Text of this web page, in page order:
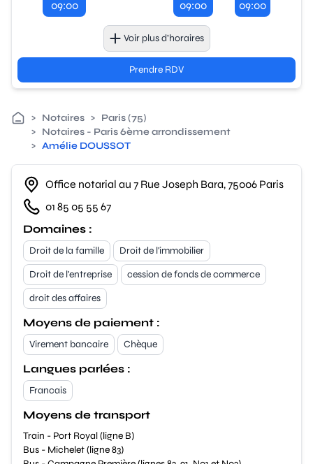
> Notaires > Paris (75)
> Notaires - Paris 6ème arrondissement
> Amélie DOUSSOT
Office notarial au 7 Rue Joseph Bara, 75006 Paris
01 85 05 55 67
Domaines :
Droit de la famille
Droit de l'immobilier
Droit de l'entreprise
cession de fonds de commerce
droit des affaires
Moyens de paiement :
Virement bancaire Chèque
Langues parlées :
Francais
Moyens de transport
Train - Port Royal (ligne B)
Bus - Michelet (ligne 83)
09:00
09:00
09:00
Voir plus d’horaires
Prendre RDV